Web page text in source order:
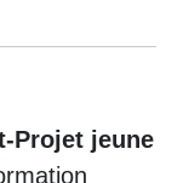
Projet jeune